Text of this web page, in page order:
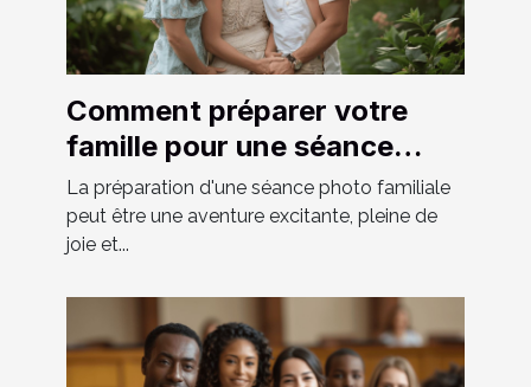
Comment préparer votre
famille pour une séance
photo réussie
La préparation d'une séance photo familiale
peut être une aventure excitante, pleine de
joie et...